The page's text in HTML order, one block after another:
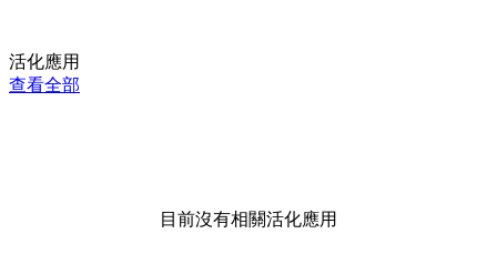
活化應用
查看全部
目前沒有相關活化應用